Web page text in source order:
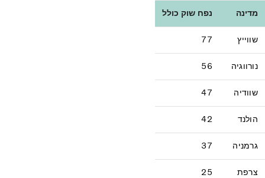
מדינה נפח שוק כולל
שווייץ 77
נורווגיה 56
שוודיה 47
הולנד 42
גרמניה 37
צרפת 25